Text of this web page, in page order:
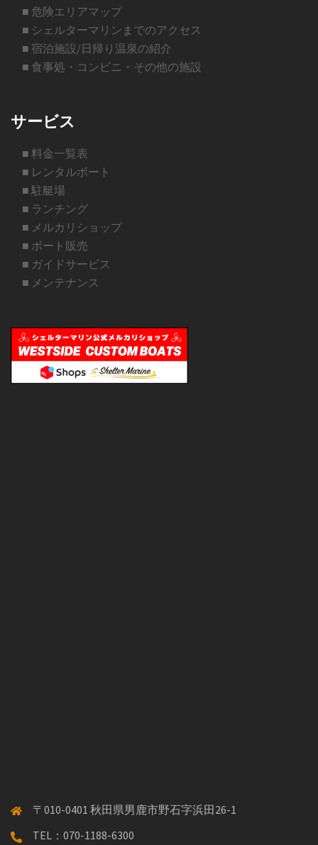
■ 危険エリアマップ
■ シェルターマリンまでのアクセス
■ 宿泊施設/日帰り温泉の紹介
■ 食事処・コンビニ・その他の施設
サービス
■ 料金一覧表
■ レンタルボート
■ 駐艇場
■ ランチング
■ メルカリショップ
■ ボート販売
■ ガイドサービス
■ メンテナンス
〒010-0401 秋田県男鹿市野石字浜田26-1
TEL：070-1188-6300